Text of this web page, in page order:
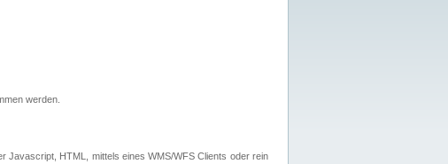
werden.
Javascript, HTML, mittels eines WMS/WFS Clients oder rein